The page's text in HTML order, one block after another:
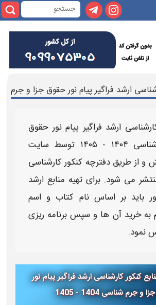
ارشد فراگیر پیام نور حقوق جزا و جرم
ارشد فراگیر پیام نور حقوق
توسط سایت
و از طریق دفترچه کنکور کارشناسی
می شود. برای تهیه منابع ارشد
باید بر اساس نام کتاب و اسم
به خرید آن ها و سپس برنامه ریزی
نمود.
کنکور کارشناسی ارشد فراگیر پیام نور
جرم شناسی 1404 - 1405